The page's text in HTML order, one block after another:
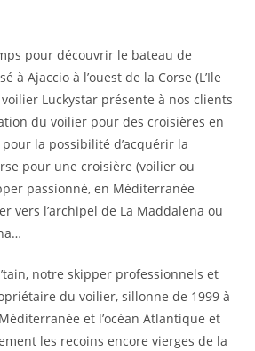
pour découvrir le bateau de
à Ajaccio à l’ouest de la Corse (L’Ile
Luckystar présente à nos clients
du voilier pour des croisières en
la possibilité d’acquérir la
pour une croisière (voilier ou
passionné, en Méditerranée
vers l’archipel de La Maddalena ou
notre skipper professionnels et
du voilier, sillonne de 1999 à
et l’océan Atlantique et
les recoins encore vierges de la